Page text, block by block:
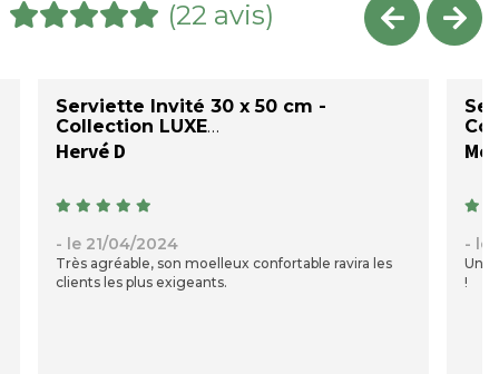
(22 avis)
Serviette Invité 30 x 50 cm -
Collection LUXE
Hervé D
- le 21/04/2024
Très agréable, son moelleux confortable ravira les
clients les plus exigeants.
- le
Une
!